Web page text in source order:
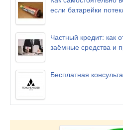
если батарейки
Частный кредит: как
заёмные средства и
Бесплатная